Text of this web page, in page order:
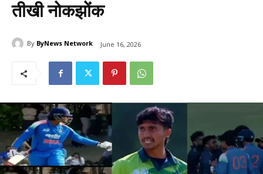
तीखी नोकझोंक
By ByNews Network June 16, 2026